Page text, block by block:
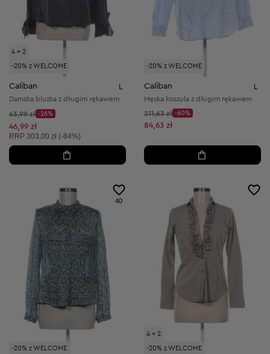
4 = 2
-20% z WELCOME
Caliban L
Damska bluzka z długim rękawem
Cena początkowa:
63,99 zł
Discount Price:
-26%
Obniżona cena:
46,99 zł
Cena sugerowana:
RRP 303,00 zł (-84%)
-20% z WELCOME
Caliban L
Męska koszula z długim rękawem
Cena początkowa:
211,63 zł
Discount Price:
-60%
Obniżona cena:
84,63 zł
-20% z WELCOME
40
4 = 2
-20% z WELCOME